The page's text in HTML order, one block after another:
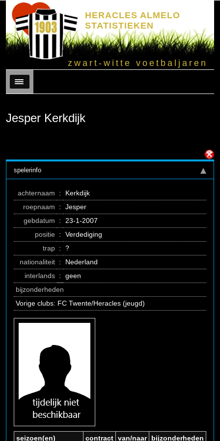
HERACLES ALMELO
STATISTIEKEN
zwart-witte voetbaljaren
Menu
Jesper Kerkdijk
spelerinfo
achternaam :
Kerkdijk
roepnaam
:
Jesper
gebdatum
:
23-1-2007
positie :
Verdediging
trap :
?
nationaliteit :
Nederland
interlands :
geen
bijzonderheden
Vorige clubs: FC Twente/Heracles (jeugd)
seizoen(en) contract van/naar bijzonderheden